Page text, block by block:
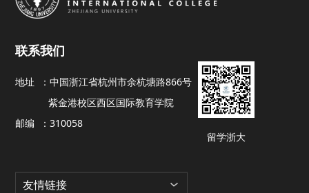
联系我们
地址 ：中国浙江省杭州市余杭塘路866号
紫金港校区西区国际教育学院
邮编 ：310058
留学浙大
友情链接